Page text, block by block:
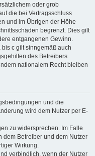
oder grob
die bei Vertragsschluss
und im Übrigen der Höhe
begrenzt. Dies gilt
entgangenen Gewinn.
c gilt sinngemäß auch
des Betreibers.
nationalem Recht bleiben
und die
wird dem Nutzer per E-
zu widersprechen. Im Falle
dem Betreiber und dem Nutzer
Wirkung.
verbindlich, wenn der Nutzer